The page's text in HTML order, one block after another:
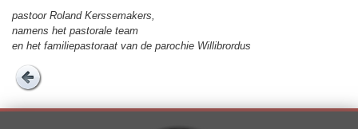
pastoor Roland Kerssemakers,
namens het pas­to­rale team
en het familie­pas­to­raat van de pa­ro­chie Wil­li­brordus